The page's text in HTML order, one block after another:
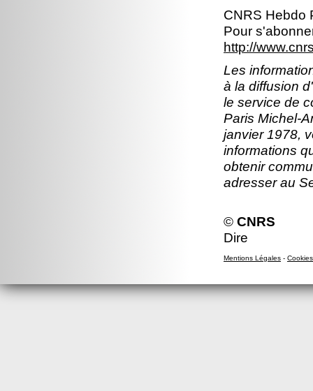
CNRS Hebdo
Pour
http://
Les
à la diffusion
le service de
Paris Michel-
janvier 1978,
informations
obtenir
adresser au
© CNRS
Dire
Mentions Légales - Cookies